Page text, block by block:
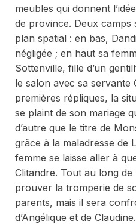
meubles qui donnent
de province. Deux camps
plan spatial : en bas,
négligée ; en haut sa
Sottenville, fille d’un
le salon avec sa servante
premières répliques, la
se plaint de son mariage
d’autre que le titre de
grâce à la maladresse de
femme se laisse aller à
Clitandre. Tout au long
prouver la tromperie de
parents, mais il sera
d’Angélique et de Claudine.